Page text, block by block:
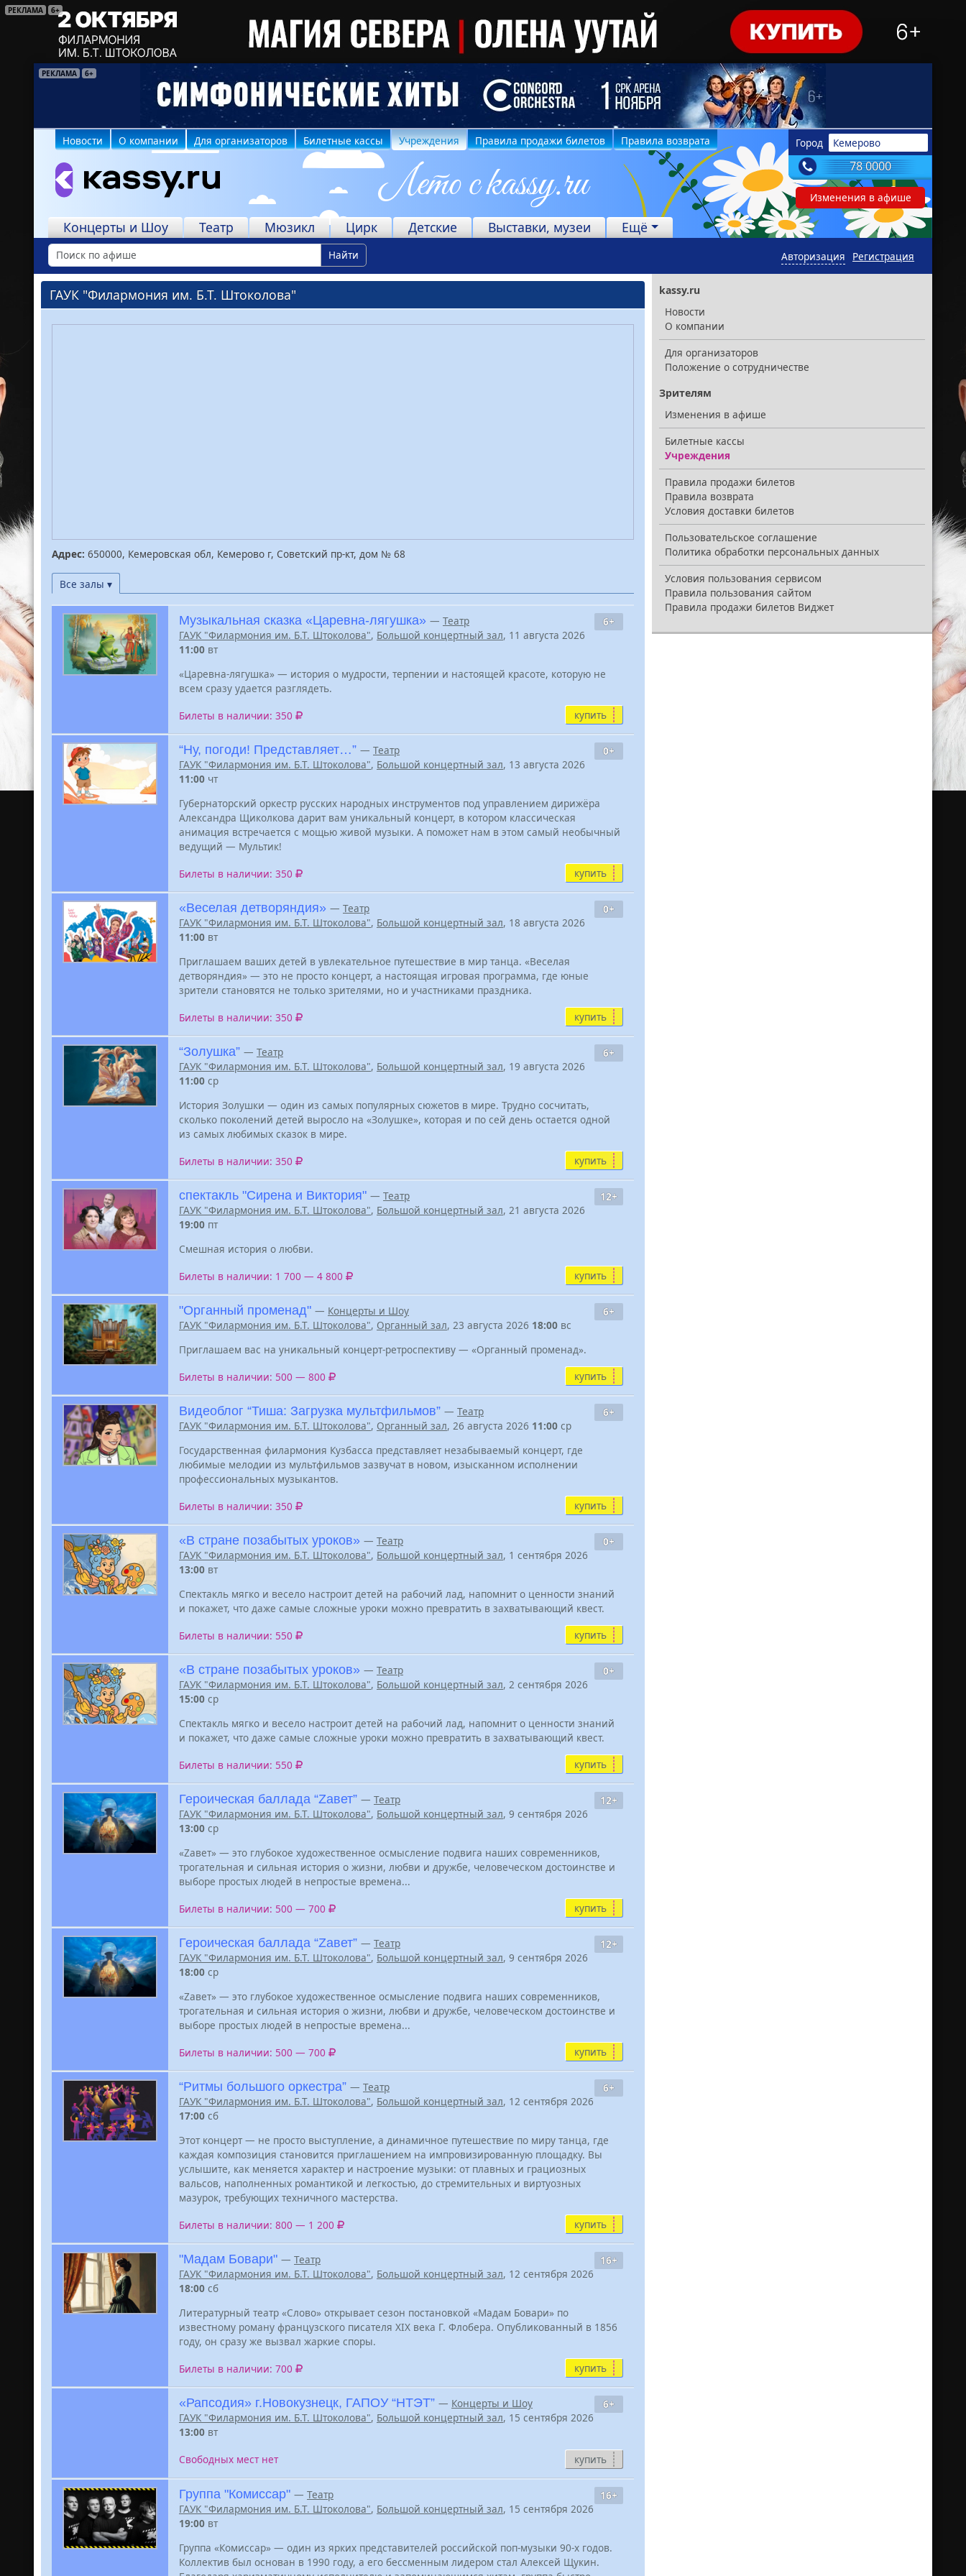
РЕКЛАМА 6+
РЕКЛАМА 16+
РЕКЛАМА 6+
Город Кемерово
78 0000
Изменения в афише
Новости О компании Для организаторов Билетные кассы Учреждения Правила продажи билетов Правила возврата
Концерты и Шоу Театр Мюзикл Цирк Детские Выставки, музеи Ещё
Найти Регистрация
Авторизация
ГАУК "Филармония им. Б.Т. Штоколова"
Адрес: 650000, Кемеровская обл, Кемерово г, Советский пр-кт, дом № 68
Все залы ▾
6+
Музыкальная сказка «Царевна-лягушка» — Театр
ГАУК "Филармония им. Б.Т. Штоколова", Большой концертный зал, 11 августа 2026
11:00 вт
«Царевна-лягушка» — история о мудрости, терпении и настоящей красоте, которую не
всем сразу удается разглядеть.
Билеты в наличии: 350 купить
0+
“Ну, погоди! Представляет…” — Театр
ГАУК "Филармония им. Б.Т. Штоколова", Большой концертный зал, 13 августа 2026
11:00 чт
Губернаторский оркестр русских народных инструментов под управлением дирижёра
Александра Щиколкова дарит вам уникальный концерт, в котором классическая
анимация встречается с мощью живой музыки. А поможет нам в этом самый необычный
ведущий — Мультик!
Билеты в наличии: 350 купить
0+
«Веселая детворяндия» — Театр
ГАУК "Филармония им. Б.Т. Штоколова", Большой концертный зал, 18 августа 2026
11:00 вт
Приглашаем ваших детей в увлекательное путешествие в мир танца. «Веселая
детворяндия» — это не просто концерт, а настоящая игровая программа, где юные
зрители становятся не только зрителями, но и участниками праздника.
Билеты в наличии: 350 купить
6+
“Золушка” — Театр
ГАУК "Филармония им. Б.Т. Штоколова", Большой концертный зал, 19 августа 2026
11:00 ср
История Золушки — один из самых популярных сюжетов в мире. Трудно сосчитать,
сколько поколений детей выросло на «Золушке», которая и по сей день остается одной
из самых любимых сказок в мире.
Билеты в наличии: 350 купить
12+
спектакль "Сирена и Виктория" — Театр
ГАУК "Филармония им. Б.Т. Штоколова", Большой концертный зал, 21 августа 2026
19:00 пт
Смешная история о любви.
Билеты в наличии: 1 700 — 4 800 купить
6+
"Органный променад" — Концерты и Шоу
ГАУК "Филармония им. Б.Т. Штоколова", Органный зал, 23 августа 2026 18:00 вс
Приглашаем вас на уникальный концерт-ретроспективу — «Органный променад».
Билеты в наличии: 500 — 800 купить
6+
Видеоблог “Тиша: Загрузка мультфильмов” — Театр
ГАУК "Филармония им. Б.Т. Штоколова", Органный зал, 26 августа 2026 11:00 ср
Государственная филармония Кузбасса представляет незабываемый концерт, где
любимые мелодии из мультфильмов зазвучат в новом, изысканном исполнении
профессиональных музыкантов.
Билеты в наличии: 350 купить
0+
«В стране позабытых уроков» — Театр
ГАУК "Филармония им. Б.Т. Штоколова", Большой концертный зал, 1 сентября 2026
13:00 вт
Спектакль мягко и весело настроит детей на рабочий лад, напомнит о ценности знаний
и покажет, что даже самые сложные уроки можно превратить в захватывающий квест.
Билеты в наличии: 550 купить
0+
«В стране позабытых уроков» — Театр
ГАУК "Филармония им. Б.Т. Штоколова", Большой концертный зал, 2 сентября 2026
15:00 ср
Спектакль мягко и весело настроит детей на рабочий лад, напомнит о ценности знаний
и покажет, что даже самые сложные уроки можно превратить в захватывающий квест.
Билеты в наличии: 550 купить
12+
Героическая баллада “Zавет” — Театр
ГАУК "Филармония им. Б.Т. Штоколова", Большой концертный зал, 9 сентября 2026
13:00 ср
«Zавет» — это глубокое художественное осмысление подвига наших современников,
трогательная и сильная история о жизни, любви и дружбе, человеческом достоинстве и
выборе простых людей в непростые времена...
Билеты в наличии: 500 — 700 купить
12+
Героическая баллада “Zавет” — Театр
ГАУК "Филармония им. Б.Т. Штоколова", Большой концертный зал, 9 сентября 2026
18:00 ср
«Zавет» — это глубокое художественное осмысление подвига наших современников,
трогательная и сильная история о жизни, любви и дружбе, человеческом достоинстве и
выборе простых людей в непростые времена...
Билеты в наличии: 500 — 700 купить
6+
“Ритмы большого оркестра” — Театр
ГАУК "Филармония им. Б.Т. Штоколова", Большой концертный зал, 12 сентября 2026
17:00 сб
Этот концерт — не просто выступление, а динамичное путешествие по миру танца, где
каждая композиция становится приглашением на импровизированную площадку. Вы
услышите, как меняется характер и настроение музыки: от плавных и грациозных
вальсов, наполненных романтикой и легкостью, до стремительных и виртуозных
мазурок, требующих техничного мастерства.
Билеты в наличии: 800 — 1 200 купить
16+
"Мадам Бовари" — Театр
ГАУК "Филармония им. Б.Т. Штоколова", Большой концертный зал, 12 сентября 2026
18:00 сб
Литературный театр «Слово» открывает сезон постановкой «Мадам Бовари» по
известному роману французского писателя XIX века Г. Флобера. Опубликованный в 1856
году, он сразу же вызвал жаркие споры.
Билеты в наличии: 700 купить
6+
«Рапсодия» г.Новокузнецк, ГАПОУ “НТЭТ” — Концерты и Шоу
ГАУК "Филармония им. Б.Т. Штоколова", Большой концертный зал, 15 сентября 2026
13:00 вт
Свободных мест нет купить
16+
Группа "Комиссар" — Театр
ГАУК "Филармония им. Б.Т. Штоколова", Большой концертный зал, 15 сентября 2026
19:00 вт
Группа «Комиссар» — один из ярких представителей российской поп-музыки 90-х годов.
Коллектив был основан в 1990 году, а его бессменным лидером стал Алексей Щукин.
kassy.ru
Новости
О компании
Для организаторов
Положение о сотрудничестве
Зрителям
Изменения в афише
Билетные кассы
Учреждения
Правила продажи билетов
Правила возврата
Условия доставки билетов
Пользовательское соглашение
Политика обработки персональных данных
Условия пользования сервисом
Правила пользования сайтом
Правила продажи билетов Виджет